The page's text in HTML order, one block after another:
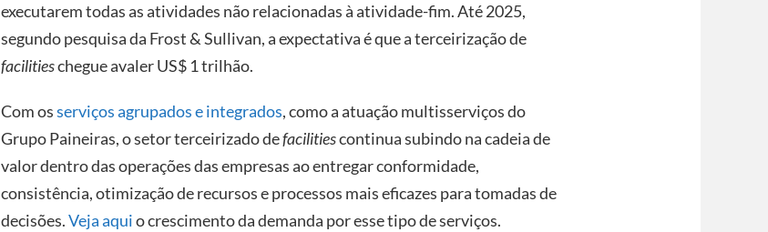
executarem todas as atividades não relacionadas à atividade-fim. Até 2025,
segundo pesquisa da Frost & Sullivan, a expectativa é que a terceirização de
facilitieschegue avaler US$ 1 trilhão.
Com osserviços agrupados e integrados, como a atuação multisserviços do
Grupo Paineiras, o setor terceirizado defacilitiescontinua subindo na cadeia de
valor dentro das operações das empresas ao entregar conformidade,
consistência, otimização de recursos e processos mais eficazes para tomadas de
decisões.Veja aquio crescimento da demanda por esse tipo de serviços.